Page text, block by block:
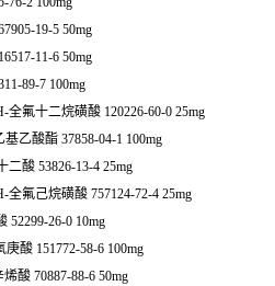
19-5 50mg
11-6 50mg
89-7 100mg
全氟十二烷磺酸 120226-60-0 25mg
乙酸酯 37858-04-1 100mg
二酸 53826-13-4 25mg
全氟己烷磺酸 757124-72-4 25mg
52299-26-0 10mg
酸 151772-58-6 100mg
酸 70887-88-6 50mg